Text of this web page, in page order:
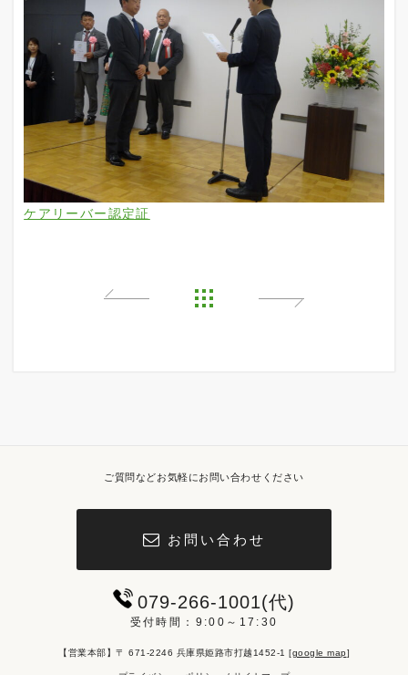
ケアリーバー認定証
ご質問などお気軽にお問い合わせください
お問い合わせ
079-266-1001(代)
受付時間：9:00～17:30
【営業本部】〒 671-2246 兵庫県姫路市打越1452-1 [google map]